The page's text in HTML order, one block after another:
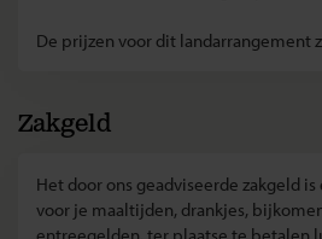
De prijzen voor dit landarrangement
Zakgeld
Het door ons geadviseerde zakgeld
voor je maaltijden, drankjes,
entreegelden, ter plaatse te betalen